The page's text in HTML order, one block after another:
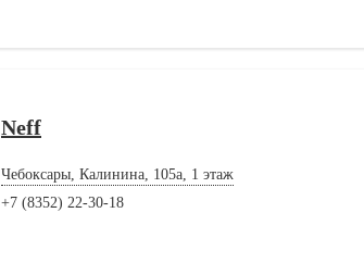
Neff
Чебоксары, Калинина, 105а, 1 этаж
+7 (8352) 22-30-18